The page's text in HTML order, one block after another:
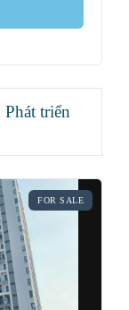
triển
FOR SALE